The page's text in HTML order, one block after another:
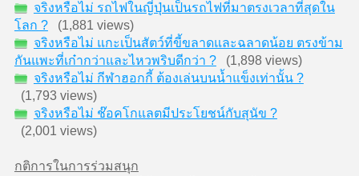
จริงหรือไม่ รถไฟในญี่ปุ่นเป็นรถไฟที่มาตรงเวลาที่สุดใน
โลก ?(1,881 views)
จริงหรือไม่ แกะเป็นสัตว์ที่ขี้ขลาดและฉลาดน้อย ตรงข้าม
กันแพะที่เก๋ากว่าและไหวพริบดีกว่า ?(1,898 views)
จริงหรือไม่ กีฬาฮอกกี้ ต้องเล่นบนน้ำแข็งเท่านั้น ?
(1,793 views)
จริงหรือไม่ ช๊อคโกแลตมีประโยชน์กับสุนัข ?
(2,001 views)
กติการในการร่วมสนุก